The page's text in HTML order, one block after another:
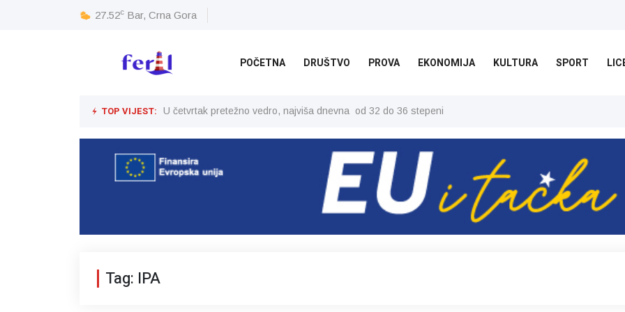
27.52c Bar, Crna Gora
POČETNA DRUŠTVO PROVA EKONOMIJA KULTURA SPORT
TOP VIJEST: U četvrtak pretežno vedro, najviša dnevna od 32 do 36 stepeni
Tag: IPA